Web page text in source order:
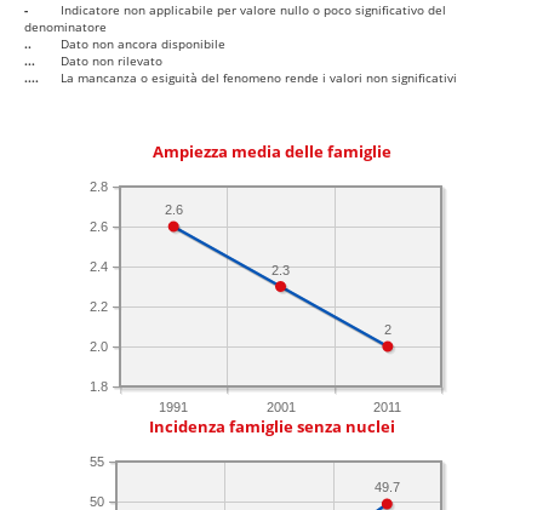
-
Indicatore non applicabile per valore nullo o poco significativo del
denominatore
..
Dato non ancora disponibile
...
Dato non rilevato
....
La mancanza o esiguità del fenomeno rende i valori non significativi
Ampiezza media delle famiglie
1991 2001 2011
1.8
2.0
2.2
2.4
2.6
2.8
2
2.3
2.6
Incidenza famiglie senza nuclei
50
55
49.7